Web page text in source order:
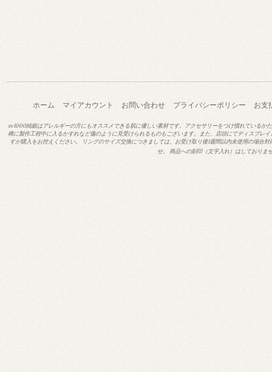
ホーム マイアカウント お問い合わせ プライバシーポリシー お支
sv1000純銀はアレルギーの方にもオススメできる肌に優しい素材です。アクセサリーをつけ慣れている
稀に製作工程中に入るかすれなど傷のように見受けられるものもございます。また、店頭にてディスプレ
すが購入をお控えください。 リングのサイズ交換につきましては、お受け取り後1週間以内未使用の場
せ。 商品への刻印（文字入れ）はしておりま